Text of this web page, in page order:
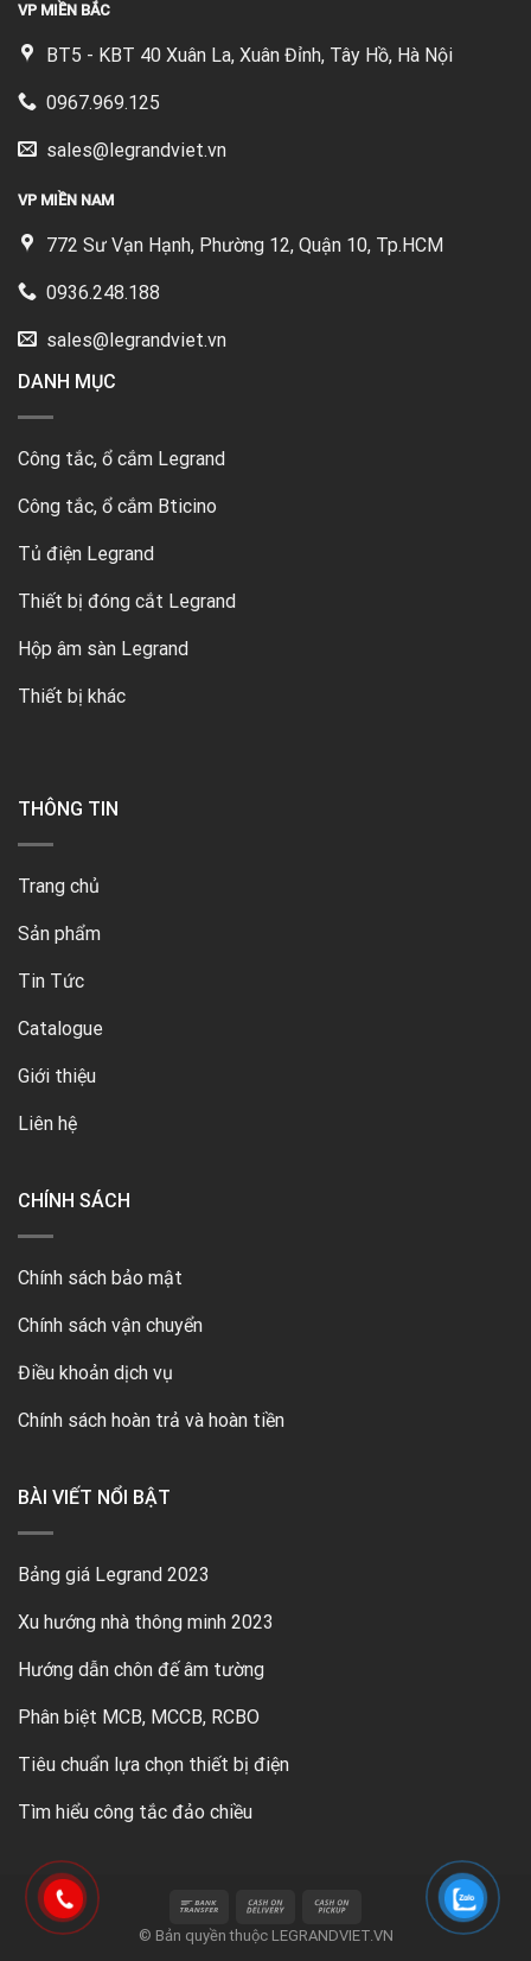
VP MIỀN BẮC
BT5 - KBT 40 Xuân La, Xuân Đỉnh, Tây Hồ, Hà Nội
0967.969.125
sales@legrandviet.vn
VP MIỀN NAM
772 Sư Vạn Hạnh, Phường 12, Quận 10, Tp.HCM
0936.248.188
sales@legrandviet.vn
DANH MỤC
Công tắc, ổ cắm Legrand
Công tắc, ổ cắm Bticino
Tủ điện Legrand
Thiết bị đóng cắt Legrand
Hộp âm sàn Legrand
Thiết bị khác
THÔNG TIN
Trang chủ
Sản phẩm
Tin Tức
Catalogue
Giới thiệu
Liên hệ
CHÍNH SÁCH
Chính sách bảo mật
Chính sách vận chuyển
Điều khoản dịch vụ
Chính sách hoàn trả và hoàn tiền
BÀI VIẾT NỔI BẬT
Bảng giá Legrand 2023
Xu hướng nhà thông minh 2023
Hướng dẫn chôn đế âm tường
Phân biệt MCB, MCCB, RCBO
Tiêu chuẩn lựa chọn thiết bị điện
Tìm hiểu công tắc đảo chiều
© Bản quyền thuộc LEGRANDVIET.VN